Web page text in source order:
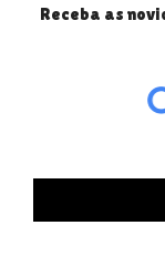
Receba as